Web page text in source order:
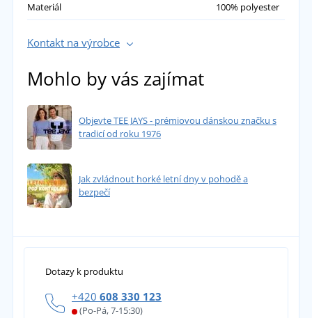
Materiál 100% polyester
Kontakt na výrobce
Mohlo by vás zajímat
Objevte TEE JAYS - prémiovou dánskou značku s
tradicí od roku 1976
Jak zvládnout horké letní dny v pohodě a
bezpečí
Dotazy k produktu
+420 608 330 123
(Po-Pá, 7-15:30)